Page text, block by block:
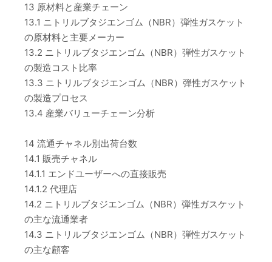
13 原材料と産業チェーン
13.1 ニトリルブタジエンゴム（NBR）弾性ガスケット
の原材料と主要メーカー
13.2 ニトリルブタジエンゴム（NBR）弾性ガスケット
の製造コスト比率
13.3 ニトリルブタジエンゴム（NBR）弾性ガスケット
の製造プロセス
13.4 産業バリューチェーン分析
14 流通チャネル別出荷台数
14.1 販売チャネル
14.1.1 エンドユーザーへの直接販売
14.1.2 代理店
14.2 ニトリルブタジエンゴム（NBR）弾性ガスケット
の主な流通業者
14.3 ニトリルブタジエンゴム（NBR）弾性ガスケット
の主な顧客